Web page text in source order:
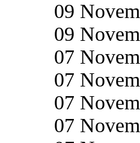
09
09
07
07
07
07